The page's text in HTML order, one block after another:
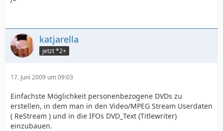
katjarella
jetzt *2+
17. Juni 2009 um 09:03
Einfachste Möglichkeit personenbezogene DVDs zu
erstellen, in dem man in den Video/MPEG Stream Userdaten
( ReStream ) und in die IFOs DVD_Text (Titlewriter)
einzubauen.